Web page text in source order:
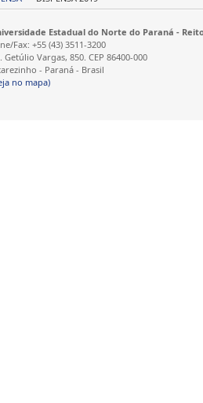
Estadual do Norte do Paraná -
Fax: +55 (43) 3511-3200
Getúlio Vargas, 850. CEP 86400-000
- Paraná - Brasil
no mapa)